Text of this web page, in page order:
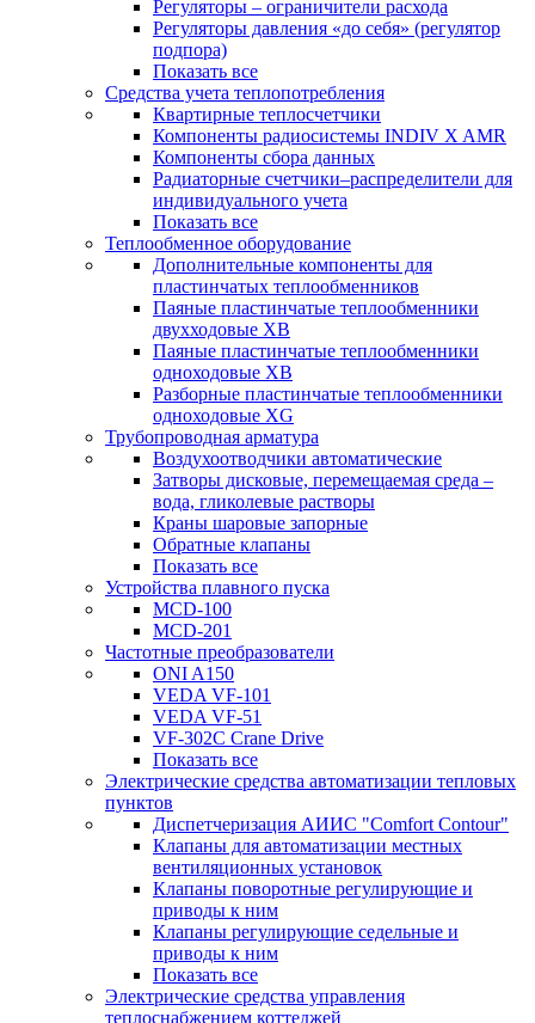
Регуляторы – ограничители расхода
Регуляторы давления «до себя» (регулятор
подпора)
Показать все
Средства учета теплопотребления
Квартирные теплосчетчики
Компоненты радиосистемы INDIV X AMR
Компоненты сбора данных
Радиаторные счетчики–распределители для
индивидуального учета
Показать все
Теплообменное оборудование
Дополнительные компоненты для
пластинчатых теплообменников
Паяные пластинчатые теплообменники
двухходовые XB
Паяные пластинчатые теплообменники
одноходовые ХВ
Разборные пластинчатые теплообменники
одноходовые ХG
Трубопроводная арматура
Воздухоотводчики автоматические
Затворы дисковые, перемещаемая среда –
вода, гликолевые растворы
Краны шаровые запорные
Обратные клапаны
Показать все
Устройства плавного пуска
MCD-100
MCD-201
Частотные преобразователи
ONI A150
VEDA VF-101
VEDA VF-51
VF-302C Crane Drive
Показать все
Электрические средства автоматизации тепловых
пунктов
Диспетчеризация АИИС "Comfort Contour"
Клапаны для автоматизации местных
вентиляционных установок
Клапаны поворотные регулирующие и
приводы к ним
Клапаны регулирующие седельные и
приводы к ним
Показать все
Электрические средства управления
теплоснабжением коттеджей